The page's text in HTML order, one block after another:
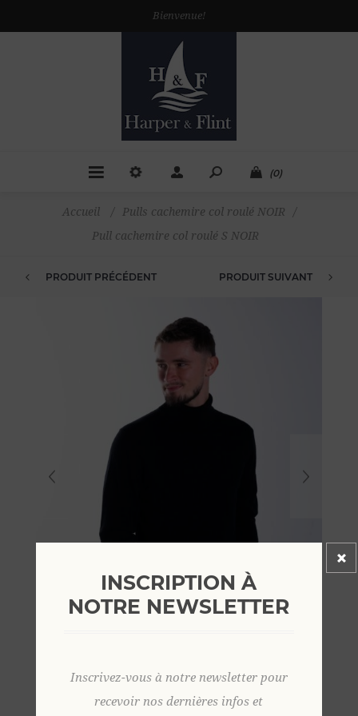
Bienvenue!
(0)
Accueil / Pulls cachemire col roulé NOIR
/
Pull cachemire col roulé S NOIR
PRODUIT PRÉCÉDENT PRODUIT SUIVANT
INSCRIPTION À
NOTRE NEWSLETTER
Inscrivez-vous à notre newsletter pour
recevoir nos dernières infos et